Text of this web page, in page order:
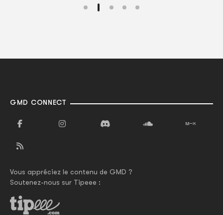
GMD CONNECT
Vous appréciez le contenu de GMD ?
Soutenez-nous sur Tipeee :